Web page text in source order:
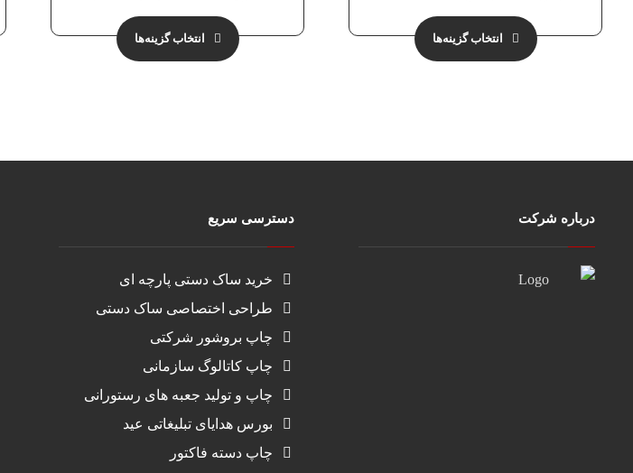
انتخاب گزینه‌ها انتخاب گزینه‌ها
درباره شرکت دسترسی سریع
خرید ساک دستی پارچه ای
طراحی اختصاصی ساک دستی
چاپ بروشور شرکتی
چاپ کاتالوگ سازمانی
چاپ و تولید جعبه های رستورانی
بورس هدایای تبلیغاتی عید
چاپ دسته فاکتور